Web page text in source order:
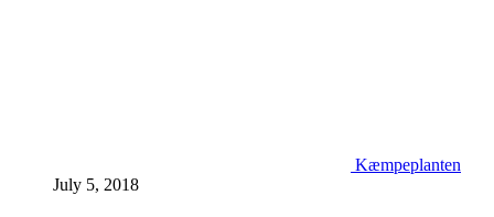
Kæmpeplanten
July 5, 2018